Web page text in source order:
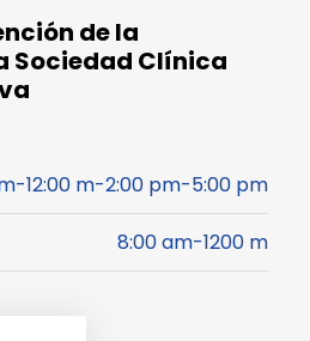
de la
Sociedad Clínica
12:00 m-2:00 pm-5:00 pm
8:00 am-1200 m